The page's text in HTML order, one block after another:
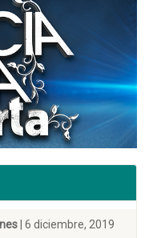
| 6 diciembre, 2019